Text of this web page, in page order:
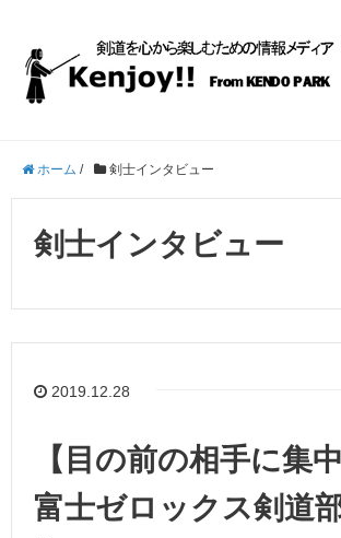
ホーム / 剣士インタビュー
剣士インタビュー
2019.12.28
【目の前の相手に集
富士ゼロックス剣道